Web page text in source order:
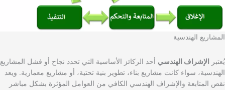
المشاريع الهندسية
يُعتبر الإشراف الهندسي أحد الركائز الأساسية التي تحدد نجاح أو فشل المشاريع
الهندسية، سواء كانت مشاريع بناء، تطوير بنية تحتية، أو مشاريع معمارية. ويعد
نقص المتابعة والإشراف الهندسي الكافي من العوامل المؤثرة بشكل مباشر